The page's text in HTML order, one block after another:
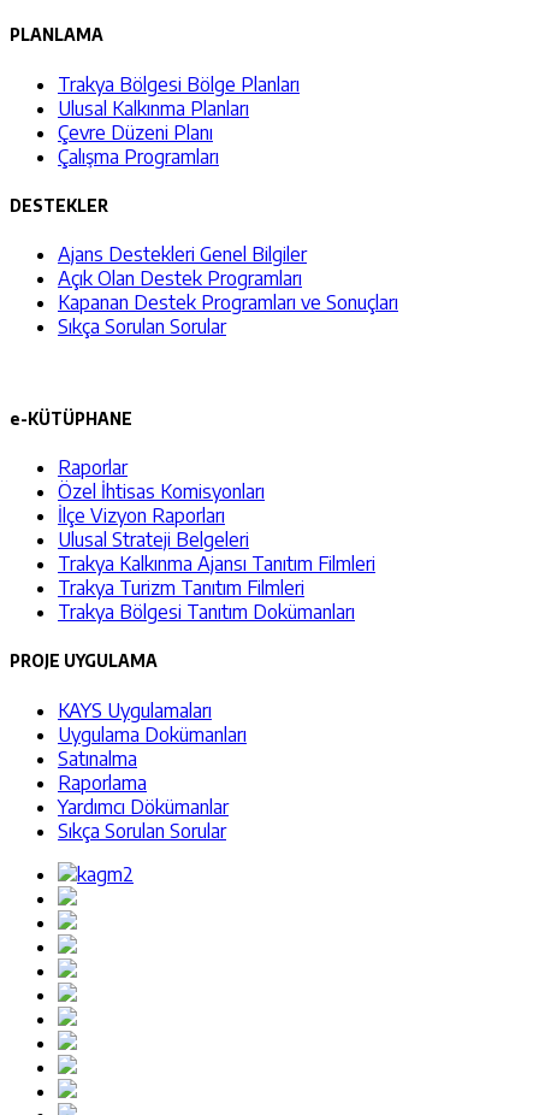
PLANLAMA
Trakya Bölgesi Bölge Planları
Ulusal Kalkınma Planları
Çevre Düzeni Planı
Çalışma Programları
DESTEKLER
Ajans Destekleri Genel Bilgiler
Açık Olan Destek Programları
Kapanan Destek Programları ve Sonuçları
Sıkça Sorulan Sorular
e-KÜTÜPHANE
Raporlar
Özel İhtisas Komisyonları
İlçe Vizyon Raporları
Ulusal Strateji Belgeleri
Trakya Kalkınma Ajansı Tanıtım Filmleri
Trakya Turizm Tanıtım Filmleri
Trakya Bölgesi Tanıtım Dokümanları
PROJE UYGULAMA
KAYS Uygulamaları
Uygulama Dokümanları
Satınalma
Raporlama
Yardımcı Dökümanlar
Sıkça Sorulan Sorular